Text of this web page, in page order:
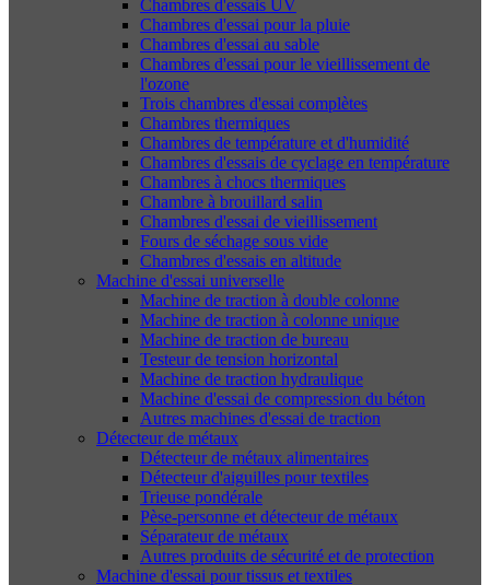
Chambres d'essais UV
Chambres d'essai pour la pluie
Chambres d'essai au sable
Chambres d'essai pour le vieillissement de
l'ozone
Trois chambres d'essai complètes
Chambres thermiques
Chambres de température et d'humidité
Chambres d'essais de cyclage en température
Chambres à chocs thermiques
Chambre à brouillard salin
Chambres d'essai de vieillissement
Fours de séchage sous vide
Chambres d'essais en altitude
Machine d'essai universelle
Machine de traction à double colonne
Machine de traction à colonne unique
Machine de traction de bureau
Testeur de tension horizontal
Machine de traction hydraulique
Machine d'essai de compression du béton
Autres machines d'essai de traction
Détecteur de métaux
Détecteur de métaux alimentaires
Détecteur d'aiguilles pour textiles
Trieuse pondérale
Pèse-personne et détecteur de métaux
Séparateur de métaux
Autres produits de sécurité et de protection
Machine d'essai pour tissus et textiles